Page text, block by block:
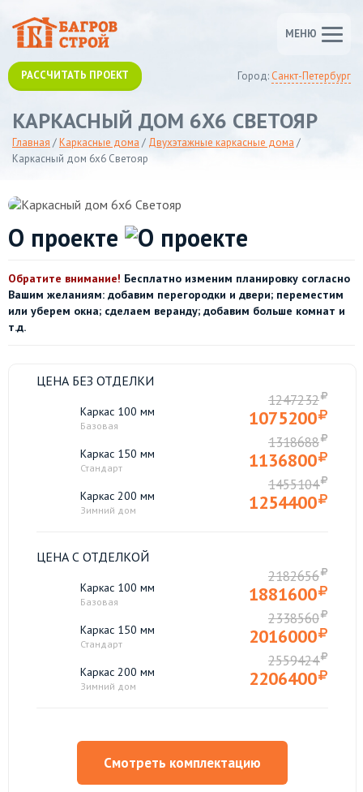
Город: Санкт-Петербург
РАССЧИТАТЬ ПРОЕКТ
МЕНЮ
КАРКАСНЫЙ ДОМ 6Х6 СВЕТОЯР
Главная /Каркасные дома / Двухэтажные каркасные дома /
Каркасный дом 6х6 Светояр
О проекте
Обратите внимание! Бесплатно изменим планировку согласно
Вашим желаниям: добавим перегородки и двери; переместим
или уберем окна; сделаем веранду; добавим больше комнат и
т.д.
ЦЕНА БЕЗ ОТДЕЛКИ
Каркас 100 мм
Базовая
1247232
1075200
Каркас 150 мм
Стандарт
1318688
1136800
Каркас 200 мм
Зимний дом
1455104
1254400
ЦЕНА С ОТДЕЛКОЙ
Каркас 100 мм
Базовая
2182656
1881600
Каркас 150 мм
Стандарт
2338560
2016000
Каркас 200 мм
Зимний дом
2559424
2206400
Смотреть комплектацию